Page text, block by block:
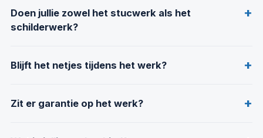
Doen jullie zowel het stucwerk als het
schilderwerk?
Blijft het netjes tijdens het werk?
Zit er garantie op het werk?